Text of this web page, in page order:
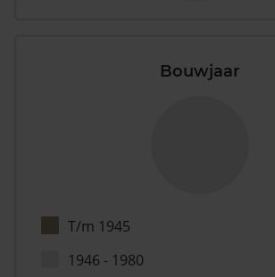
Bouwjaar
T/m 1945
1946 - 1980